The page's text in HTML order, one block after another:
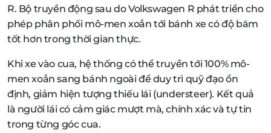
R. Bộ truyền động sau do Volkswagen R phát triển cho
phép phân phối mô-men xoắn tới bánh xe có độ bám
tốt hơn trong thời gian thực.
Khi xe vào cua, hệ thống có thể truyền tới 100% mô-
men xoắn sang bánh ngoài để duy trì quỹ đạo ổn
định, giảm hiện tượng thiếu lái (understeer). Kết quả
là người lái có cảm giác mượt mà, chính xác và tự tin
trong từng góc cua.